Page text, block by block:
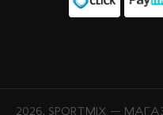
2026. SPORTMIX —